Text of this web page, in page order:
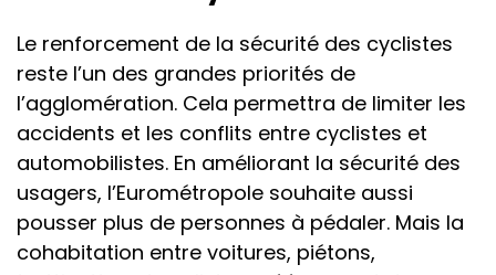
Le renforcement de la sécurité des cyclistes
reste l’un des grandes priorités de
l’agglomération. Cela permettra de limiter les
accidents et les conflits entre cyclistes et
automobilistes. En améliorant la sécurité des
usagers, l’Eurométropole souhaite aussi
pousser plus de personnes à pédaler. Mais la
cohabitation entre voitures, piétons,